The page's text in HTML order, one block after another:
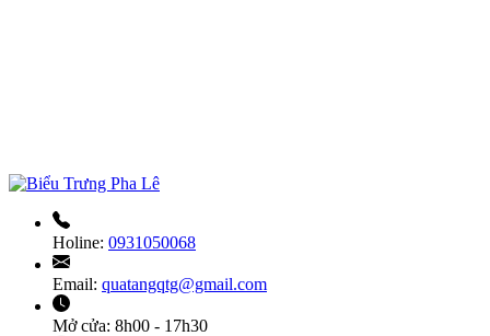
Holine: 0931050068
Email: quatangqtg@gmail.com
Mở cửa: 8h00 - 17h30